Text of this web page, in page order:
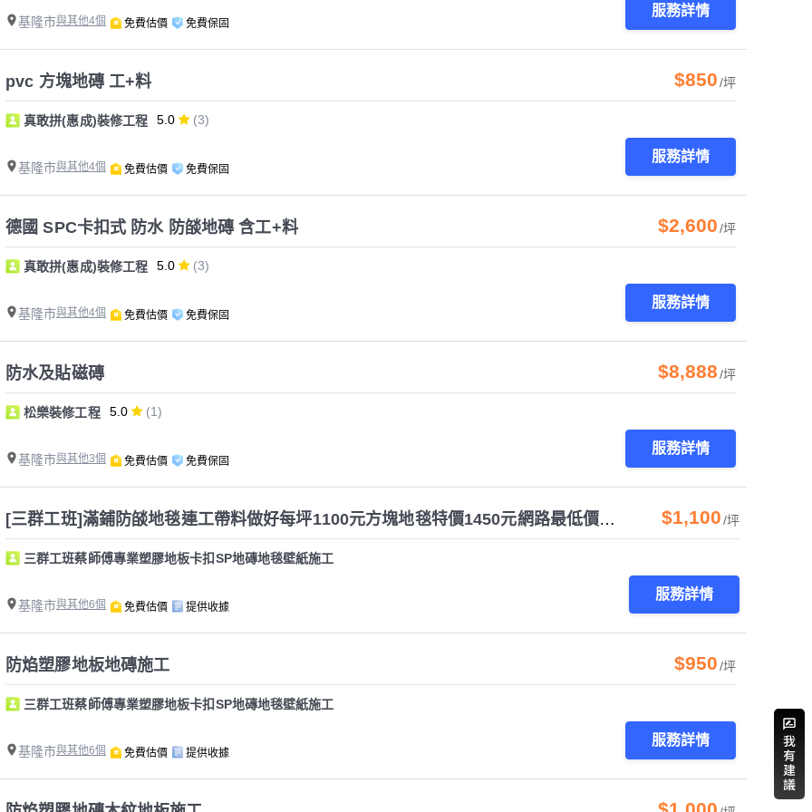
基隆市與其他4個 免費估價 免費保固
服務詳情
pvc 方塊地磚 工+料 $850/坪
真敢拼(惠成)裝修工程 5.0 (3)
基隆市與其他4個 免費估價 免費保固
服務詳情
德國 SPC卡扣式 防水 防燄地磚 含工+料 $2,600/坪
真敢拼(惠成)裝修工程 5.0 (3)
基隆市與其他4個 免費估價 免費保固
服務詳情
防水及貼磁磚 $8,888/坪
松樂裝修工程 5.0 (1)
基隆市與其他3個 免費估價 免費保固
服務詳情
[三群工班]滿鋪防燄地毯連工帶料做好每坪1100元方塊地毯特價1450元網路最低價服務迅速 $1,100/坪
三群工班蔡師傅專業塑膠地板卡扣SP地磚地毯壁紙施工
基隆市與其他6個 免費估價 提供收據
服務詳情
防焰塑膠地板地磚施工 $950/坪
三群工班蔡師傅專業塑膠地板卡扣SP地磚地毯壁紙施工
基隆市與其他6個 免費估價 提供收據
服務詳情